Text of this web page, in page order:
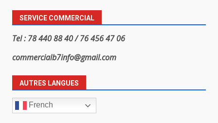
SERVICE COMMERCIAL
Tel : 78 440 88 40 / 76 456 47 06
commercialb7info@gmail.com
AUTRES LANGUES
French